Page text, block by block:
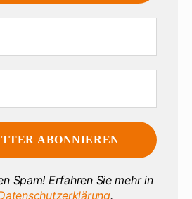
Spam! Erfahren Sie mehr in
.